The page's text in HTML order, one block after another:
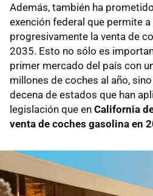
Además, también ha
exención federal que permite
progresivamente la venta de
2035. Esto no sólo es
primer mercado del país con
millones de coches al año,
decena de estados que han
legislación que en California
venta de coches gasolina en